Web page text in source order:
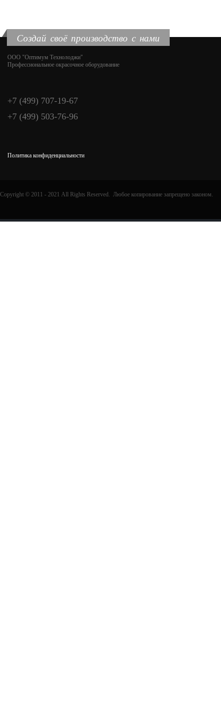
Создай своё производство с нами
ООО "Оптимум Технолоджи"
Профессиональное окрасочное оборудование
+7 (499) 707-19-67
+7 (499) 503-76-96
Политика конфиденциальности
Copyright © 2011 - 2021 All Rights Reserved. Любое копирование запрещено законом.